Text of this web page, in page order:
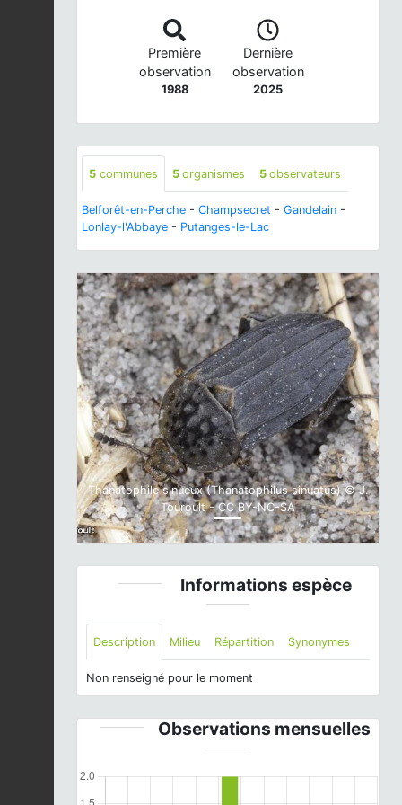
Première
observation
1988
Dernière
observation
2025
5 communes 5 organismes 5 observateurs
Belforêt-en-Perche - Champsecret - Gandelain -
Lonlay-l'Abbaye - Putanges-le-Lac
Thanatophile sinueux (Thanatophilus sinuatus) © J.
Touroult - CC BY-NC-SA
Previous Next
Informations espèce
Description Milieu Répartition Synonymes
Non renseigné pour le moment
Observations mensuelles